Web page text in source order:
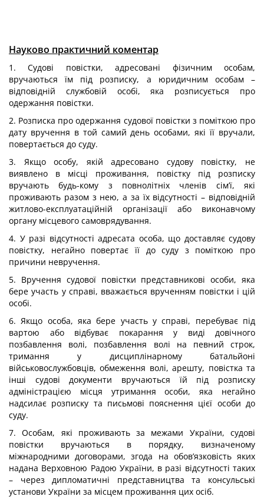
Науково практичний коментар
1. Судові повістки, адресовані фізичним особам,
вручаються їм під розписку, а юридичним особам –
відповідній службовій особі, яка розписується про
одержання повістки.
2. Розписка про одержання судової повістки з поміткою про
дату вручення в той самий день особами, які її вручали,
повертається до суду.
3. Якщо особу, якій адресовано судову повістку, не
виявлено в місці проживання, повістку під розписку
вручають будь-кому з повнолітніх членів сім’ї, які
проживають разом з нею, а за їх відсутності – відповідній
житлово-експлуатаційній організації або виконавчому
органу місцевого самоврядування.
4. У разі відсутності адресата особа, що доставляє судову
повістку, негайно повертає її до суду з поміткою про
причини невручення.
5. Вручення судової повістки представникові особи, яка
бере участь у справі, вважається врученням повістки і цій
особі.
6. Якщо особа, яка бере участь у справі, перебуває під
вартою або відбуває покарання у виді довічного
позбавлення волі, позбавлення волі на певний строк,
тримання у дисциплінарному батальйоні
військовослужбовців, обмеження волі, арешту, повістка та
інші судові документи вручаються їй під розписку
адміністрацією місця утримання особи, яка негайно
надсилає розписку та письмові пояснення цієї особи до
суду.
7. Особам, які проживають за межами України, судові
повістки вручаються в порядку, визначеному
міжнародними договорами, згода на обов’язковість яких
надана Верховною Радою України, в разі відсутності таких
– через дипломатичні представництва та консульські
установи України за місцем проживання цих осіб.